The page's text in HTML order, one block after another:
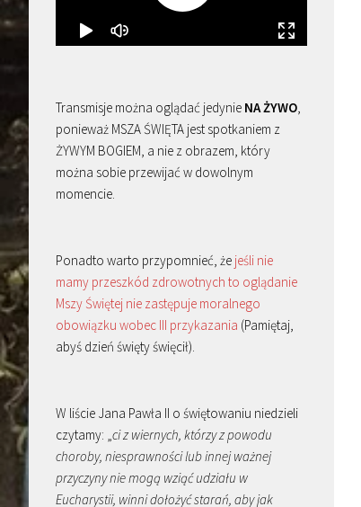
Transmisje można oglądać jedynie NA ŻYWO,
ponieważ MSZA ŚWIĘTA jest spotkaniem z
ŻYWYM BOGIEM, a nie z obrazem, który
można sobie przewijać w dowolnym
momencie.
Ponadto warto przypomnieć, że jeśli nie
mamy przeszkód zdrowotnych to oglądanie
Mszy Świętej nie zastępuje moralnego
obowiązku wobec III przykazania (Pamiętaj,
abyś dzień święty święcił).
W liście Jana Pawła II o świętowaniu niedzieli
czytamy: „ci z wiernych, którzy z powodu
choroby, niesprawności lub innej ważnej
przyczyny nie mogą wziąć udziału w
Eucharystii, winni dołożyć starań, aby jak